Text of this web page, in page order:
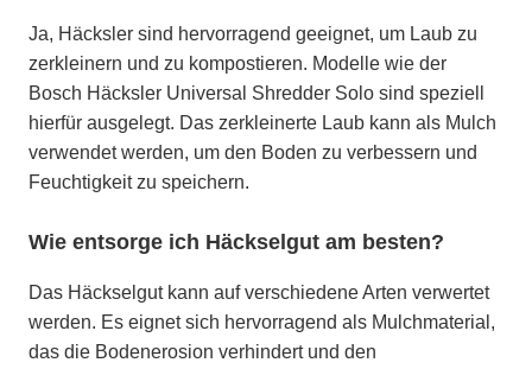
Ja, Häcksler sind hervorragend geeignet, um Laub zu
zerkleinern und zu kompostieren. Modelle wie der
Bosch Häcksler Universal Shredder Solo sind speziell
hierfür ausgelegt. Das zerkleinerte Laub kann als Mulch
verwendet werden, um den Boden zu verbessern und
Feuchtigkeit zu speichern.
Wie entsorge ich Häckselgut am besten?
Das Häckselgut kann auf verschiedene Arten verwertet
werden. Es eignet sich hervorragend als Mulchmaterial,
das die Bodenerosion verhindert und den